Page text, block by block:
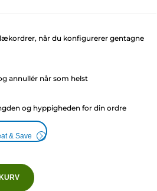
når du konfigurerer gentagne
annullér når som helst
og hyppigheden for din ordre
& Save